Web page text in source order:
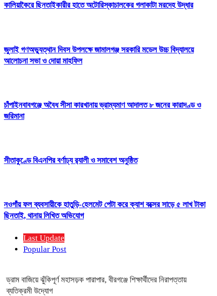
কালিয়াকৈরে ছিনতাইকারীর হাতে অটোরিস্কাচালকের গলাকাটা মরদেহ উদ্ধার
জুলাই গণঅভ্যুত্থান দিবস উপলক্ষে জামালগঞ্জ সরকারি মডেল উচ্চ বিদ্যালয়ে
আলোচনা সভা ও দোয়া মাহফিল
চাঁপাইনবাবগঞ্জে অবৈধ সীসা কারখানায় ভ্রাম্যমাণ আদালত ৮ জনের কারাদণ্ড ও
জরিমানা
সীতাকুণ্ডে বিএনপির বর্ণাঢ্য র‍্যালী ও সমাবেশ অনুষ্ঠিত
নওগাঁয় ফল ব্যবসায়ীকে হাতুড়ি-হেলমেট পেটা করে ক্যাশ বক্সের সাড়ে ৫ লাখ টাকা
ছিনতাই, থানায় লিখিত অভিযোগ
Last Update
Popular Post
ড্রাম বাজিয়ে ঝুঁকিপূর্ণ মহাসড়ক পারাপার, বীরগঞ্জে শিক্ষার্থীদের নিরাপত্তায়
ব্যতিক্রমী উদ্যোগ